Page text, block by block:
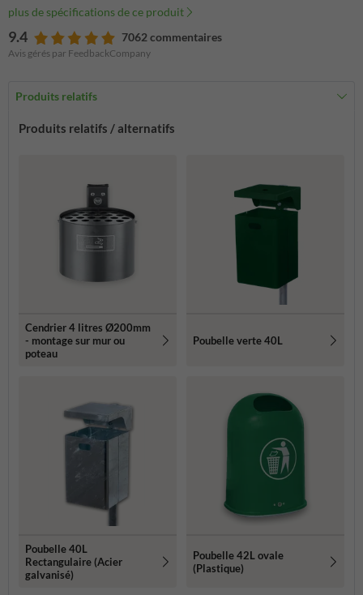
plus de spécifications de ce produit
9.4 7062 commentaires
Avis gérés par FeedbackCompany
Produits relatifs
Produits relatifs / alternatifs
Cendrier 4 litres Ø200mm
- montage sur mur ou
poteau
Poubelle verte 40L
Poubelle 40L
Rectangulaire (Acier
galvanisé)
Poubelle 42L ovale
(Plastique)